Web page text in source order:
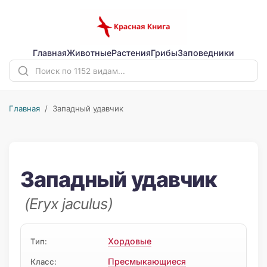
ГлавнаяЖивотныеРастенияГрибыЗаповедники
Главная / Западный удавчик
Западный удавчик
(Eryx jaculus)
Тип: Хордовые
Класс: Пресмыкающиеся